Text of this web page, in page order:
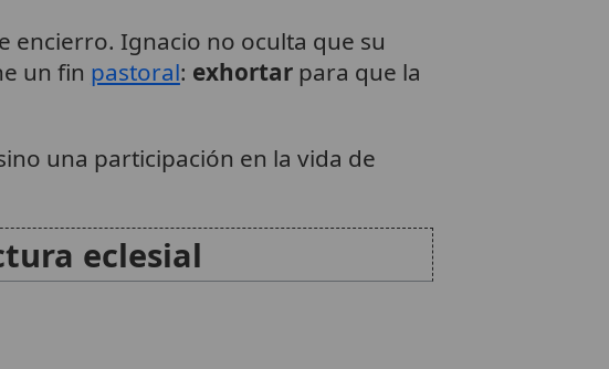
encierro. Ignacio no oculta que su
un fin pastoral: exhortarpara que la
una participación en la vida de
eclesial